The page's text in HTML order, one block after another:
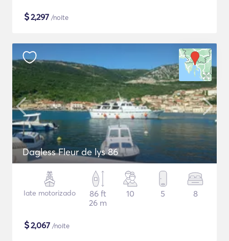
$2,297 /noite
Dagless Fleur de lys 86
Iate motorizado
86 ft
26 m
10 5 8
$2,067 /noite